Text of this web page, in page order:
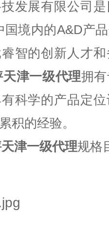
发展有限公司
国境内的A&D产
智的创新人才
津一级代理拥
科学的产品定
积的经验。
津一级代理规格